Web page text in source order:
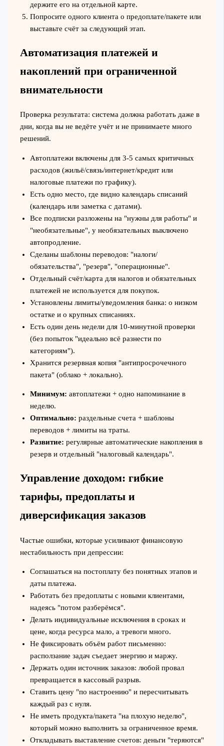
держите его на отдельной карте.
Попросите одного клиента о предоплате/пакете или
выставьте счёт за следующий этап.
Автоматизация платежей и
накоплений при ограниченной
внимательности
Проверка результата: система должна работать даже в
дни, когда вы не ведёте учёт и не принимаете много
решений.
Автоплатежи включены для 3-5 самых критичных
расходов (жильё/связь/интернет/кредит или
налоговые платежи по графику).
Есть одно место, где видно календарь списаний
(календарь или заметка с датами).
Все подписки разложены на "нужны для работы" и
"необязательные", у необязательных выключено
автопродление.
Сделаны шаблоны переводов: "налоги/
обязательства", "резерв", "операционные".
Отдельный счёт/карта для налогов и обязательных
платежей не используется для покупок.
Установлены лимиты/уведомления банка: о низком
остатке и о крупных списаниях.
Есть один день недели для 10-минутной проверки
(без попыток "идеально всё разнести по
категориям").
Хранится резервная копия "антипросрочечного
пакета" (облако + локально).
Минимум: автоплатежи + одно напоминание в
неделю.
Оптимально: раздельные счета + шаблоны
переводов + лимиты на траты.
Развитие: регулярные автоматические накопления в
резерв и отдельный "налоговый календарь".
Управление доходом: гибкие
тарифы, предоплаты и
диверсификация заказов
Частые ошибки, которые усиливают финансовую
нестабильность при депрессии:
Соглашаться на постоплату без понятных этапов и
даты платежа.
Работать без предоплаты с новыми клиентами,
надеясь "потом разберёмся".
Делать индивидуальные исключения в сроках и
цене, когда ресурса мало, а тревоги много.
Не фиксировать объём работ письменно:
расползание задач съедает энергию и маржу.
Держать один источник заказов: любой провал
превращается в кассовый разрыв.
Ставить цену "по настроению" и пересчитывать
каждый раз с нуля.
Не иметь продукта/пакета "на плохую неделю",
который можно выполнить за ограниченное время.
Откладывать выставление счетов: деньги "теряются"